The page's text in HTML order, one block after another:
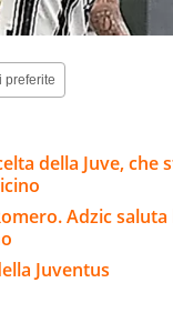
preferite
della Juve, che
Adzic saluta
Juventus